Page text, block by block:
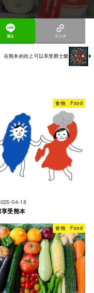
送る リンク
在熊本的街上可以享受爵士樂
食物 Food
04-18
受熊本
食物 Food